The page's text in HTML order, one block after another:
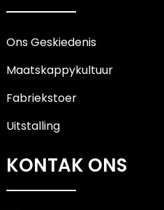
Ons Geskiedenis
Maatskappykultuur
Fabriekstoer
Uitstalling
KONTAK ONS